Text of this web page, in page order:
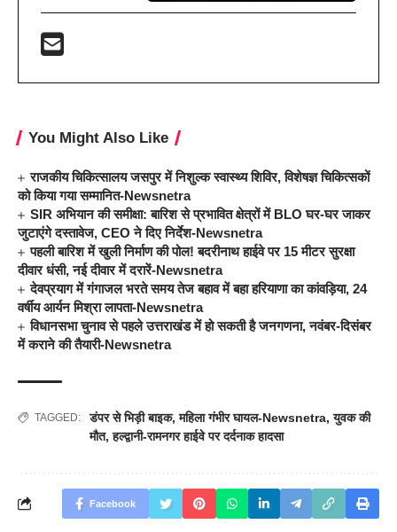
You Might Also Like
राजकीय चिकित्सालय जसपुर में निशुल्क स्वास्थ्य शिविर, विशेषज्ञ चिकित्सकों
को किया गया सम्मानित-Newsnetra
SIR अभियान की समीक्षा: बारिश से प्रभावित क्षेत्रों में BLO घर-घर जाकर
जुटाएंगे दस्तावेज, CEO ने दिए निर्देश-Newsnetra
पहली बारिश में खुली निर्माण की पोल! बदरीनाथ हाईवे पर 15 मीटर सुरक्षा
दीवार धंसी, नई दीवार में दरारें-Newsnetra
देवप्रयाग में गंगाजल भरते समय तेज बहाव में बहा हरियाणा का कांवड़िया, 24
वर्षीय आर्यन मिश्रा लापता-Newsnetra
विधानसभा चुनाव से पहले उत्तराखंड में हो सकती है जनगणना, नवंबर-दिसंबर
में कराने की तैयारी-Newsnetra
TAGGED: डंपर से भिड़ी बाइक,महिला गंभीर घायल-Newsnetra,युवक की
मौत,हल्द्वानी-रामनगर हाईवे पर दर्दनाक हादसा
Facebook